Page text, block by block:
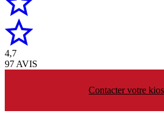
4,7
97 AVIS
Contacter votre